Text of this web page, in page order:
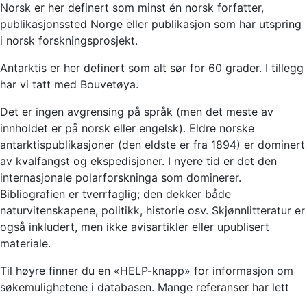
Norsk er her definert som minst én norsk forfatter,
publikasjonssted Norge eller publikasjon som har utspring
i norsk forskningsprosjekt.
Antarktis er her definert som alt sør for 60 grader. I tillegg
har vi tatt med Bouvetøya.
Det er ingen avgrensing på språk (men det meste av
innholdet er på norsk eller engelsk). Eldre norske
antarktispublikasjoner (den eldste er fra 1894) er dominert
av kvalfangst og ekspedisjoner. I nyere tid er det den
internasjonale polarforskninga som dominerer.
Bibliografien er tverrfaglig; den dekker både
naturvitenskapene, politikk, historie osv. Skjønnlitteratur er
også inkludert, men ikke avisartikler eller upublisert
materiale.
Til høyre finner du en «HELP-knapp» for informasjon om
søkemulighetene i databasen. Mange referanser har lett